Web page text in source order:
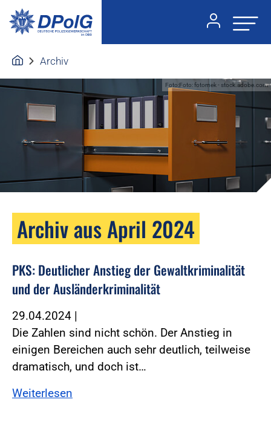
Archiv
Foto:Foto: fotomek - stock.adobe.com
Archiv aus April 2024
PKS: Deutlicher Anstieg der Gewaltkriminalität
und der Ausländerkriminalität
29.04.2024 |
Die Zahlen sind nicht schön. Der Anstieg in
einigen Bereichen auch sehr deutlich, teilweise
dramatisch, und doch ist…
Weiterlesen